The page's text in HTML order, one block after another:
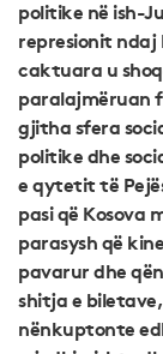
politike në ish-
represionit ndaj
caktuara u
paralajmëruan
gjitha sfera
politike dhe
e qytetit të
pasi që
parasysh që
pavarur dhe
shitja e
nënkuptonte